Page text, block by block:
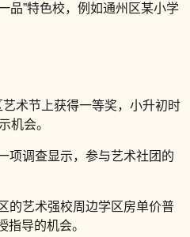
品”特色校，例如通州区某小学
术节上获得一等奖，小升初时
机会。
项调查显示，参与艺术社团的
的艺术强校周边学区房单价普
导的机会。